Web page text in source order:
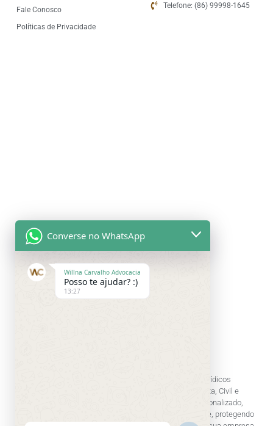
O Willna Carvalho Advocacia oferece serviços jurídicos
especializados nas áreas Previdenciária, Trabalhista, Civil e
Imobiliária. Nossa equipe garante atendimento personalizado,
consultoria preventiva e representação jurídica eficiente, protegendo
Fale Conosco
Políticas de Privacidade
Telefone: (86) 99998-1645
Converse no WhatsApp
Willna Carvalho Advocacia
Posso te ajudar? :)
13:27